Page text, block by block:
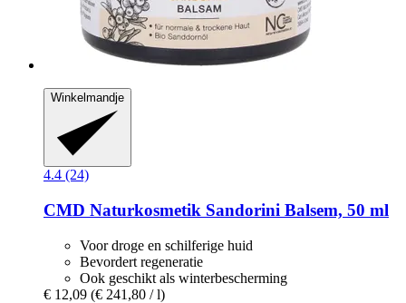
Winkelmandje
4.4 (24)
CMD Naturkosmetik Sandorini Balsem, 50 ml
Voor droge en schilferige huid
Bevordert regeneratie
Ook geschikt als winterbescherming
€ 12,09 (€ 241,80 / l)